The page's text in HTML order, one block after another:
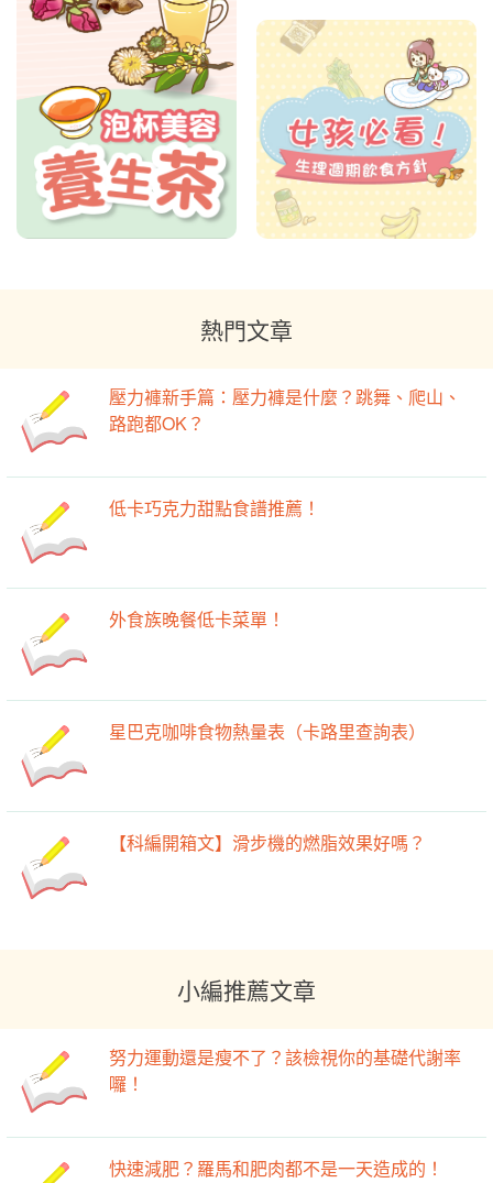
熱門文章
壓力褲新手篇：壓力褲是什麼？跳舞、爬山、
路跑都OK？
低卡巧克力甜點食譜推薦！
外食族晚餐低卡菜單！
星巴克咖啡食物熱量表（卡路里查詢表）
【科編開箱文】滑步機的燃脂效果好嗎？
小編推薦文章
努力運動還是瘦不了？該檢視你的基礎代謝率
囉！
快速減肥？羅馬和肥肉都不是一天造成的！